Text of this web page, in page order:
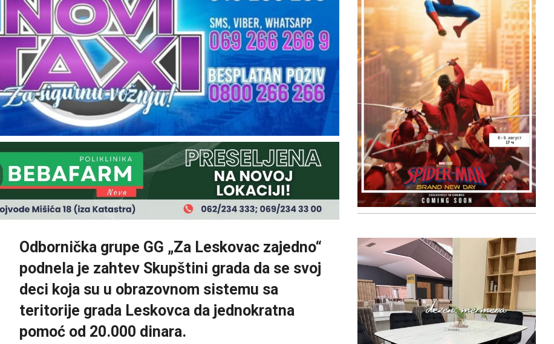
Odbornička grupe GG „Za Leskovac zajedno“
podnela je zahtev Skupštini grada da se svoj
deci koja su u obrazovnom sistemu sa
teritorije grada Leskovca da jednokratna
pomoć od 20.000 dinara.